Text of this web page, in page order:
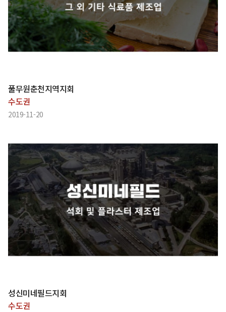
풀무원춘천지역지회
수도권
2019-11-20
성신미네필드지회
수도권